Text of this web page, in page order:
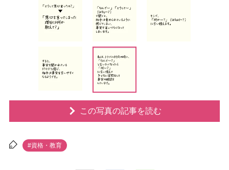
この写真の記事を読む
#資格・教育